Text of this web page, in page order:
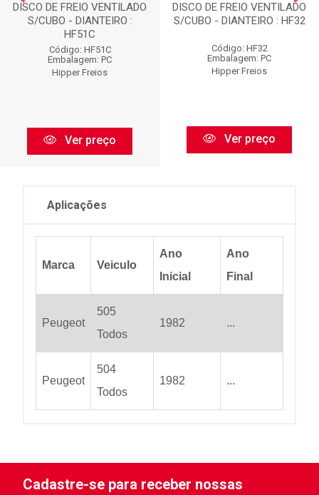
DISCO DE FREIO VENTILADO
S/CUBO - DIANTEIRO :
HF51C
Código: HF51C
Embalagem: PC
Hipper Freios
Ver preço
DISCO DE FREIO VENTILADO
S/CUBO - DIANTEIRO : HF32
Código: HF32
Embalagem: PC
Hipper Freios
Ver preço
Aplicações
Marca Veiculo
Ano
Inicial
Ano
Final
Peugeot
505
Todos
1982 ...
Peugeot
504
Todos
1982 ...
Cadastre-se para receber nossas